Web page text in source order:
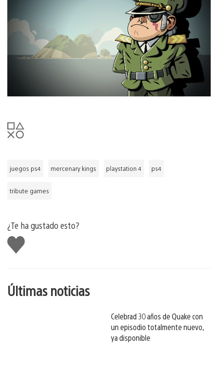
juegos ps4 mercenary kings playstation 4 ps4
tribute games
¿Te ha gustado esto?
Me
gusta
Últimas noticias
Celebrad 30 años de Quake con
un episodio totalmente nuevo,
ya disponible